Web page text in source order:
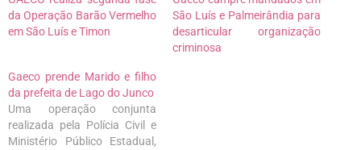
da Operação Barão Vermelho
em São Luís e Timon
São Luís e Palmeirândia para
desarticular organização
criminosa
Gaeco prende Marido e filho
da prefeita de Lago do Junco
Uma operação conjunta
realizada pela Polícia Civil e
Ministério Público Estadual,